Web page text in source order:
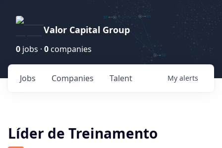
Valor Capital Group
0 jobs · 0 companies
Jobs Companies Talent My alerts
Líder de Treinamento